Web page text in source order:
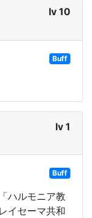
lv 10
Buff
lv 1
Buff
ハルモニア教
イセーマ共和